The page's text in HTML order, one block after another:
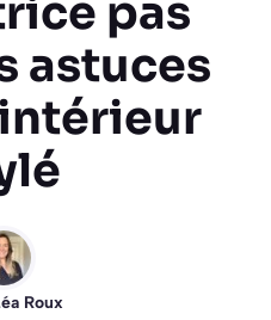
pas
astuces
Roux